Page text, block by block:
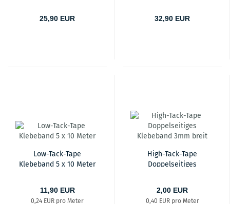
25,90 EUR 32,90 EUR
Low-Tack-Tape
Klebeband 5 x 10 Meter
11,90 EUR
0,24 EUR pro Meter
High-Tack-Tape
Doppelseitiges
2,00 EUR
0,40 EUR pro Meter